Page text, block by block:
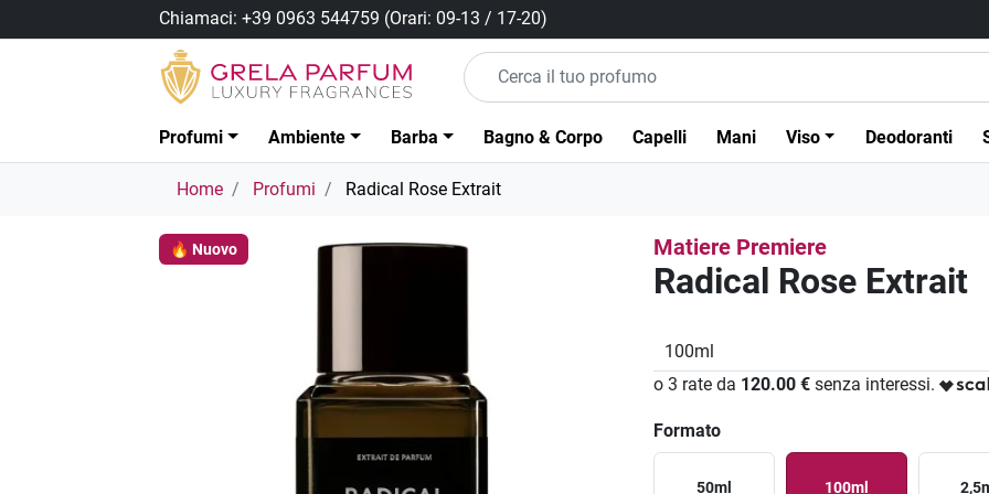
Chiamaci:+39 0963 544759 (Orari: 09-13 / 17-20)
Profumi Ambiente Barba Bagno & Corpo Capelli Mani Viso Deodoranti
Home Profumi Radical Rose Extrait
🔥 Nuovo Matiere Premiere
Radical Rose Extrait
100ml
o 3 rate da 120.00 € senza interessi.
Formato
50ml 100ml